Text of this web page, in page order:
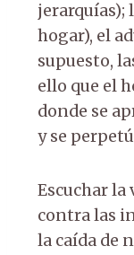
jerarquías);
hogar), el
supuesto,
ello que el
donde se
y se
Escuchar
contra las
la caída de